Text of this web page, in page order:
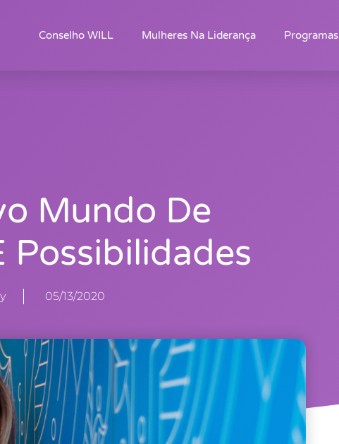
Conselho WILL Mulheres Na Liderança Programas
Mundo De
Possibilidades
05/13/2020